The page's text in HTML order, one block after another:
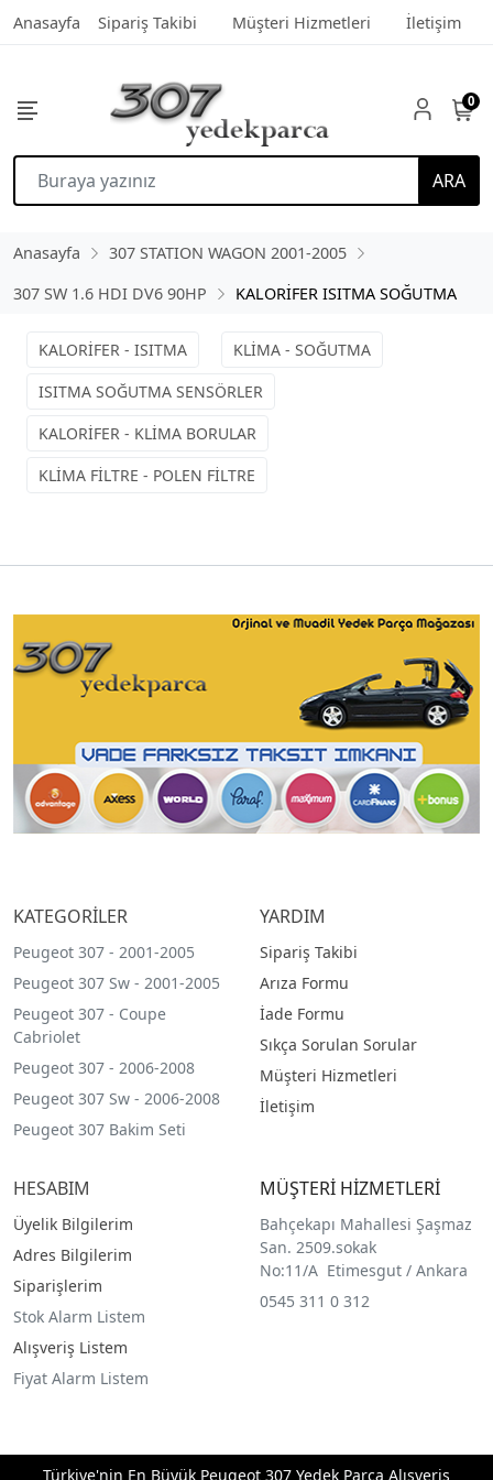
Anasayfa Sipariş Takibi Müşteri Hizmetleri İletişim
ARA
0
Anasayfa
307 STATION WAGON 2001-2005
307 SW 1.6 HDI DV6 90HP
KALORİFER ISITMA SOĞUTMA
KALORİFER - ISITMA
KLİMA - SOĞUTMA
ISITMA SOĞUTMA SENSÖRLER
KALORİFER - KLİMA BORULAR
KLİMA FİLTRE - POLEN FİLTRE
KATEGORİLER
Peugeot 307 - 2001-2005
Peugeot 307 Sw - 2001-2005
Peugeot 307 - Coupe
Cabriolet
Peugeot 307 - 2006-2008
Peugeot 307 Sw - 2006-2008
Peugeot 307 Bakim Seti
YARDIM
Sipariş Takibi
Arıza Formu
İade Formu
Sıkça Sorulan Sorular
Müşteri Hizmetleri
İletişim
HESABIM
Üyelik Bilgilerim
Adres Bilgilerim
Siparişlerim
Stok Alarm Listem
Alışveriş Listem
Fiyat Alarm Listem
MÜŞTERİ HİZMETLERİ
Bahçekapı Mahallesi Şaşmaz
San. 2509.sokak
No:11/A Etimesgut / Ankara
0545 311 0 312
Türkiye'nin En Büyük Peugeot 307 Yedek Parça Alışveriş